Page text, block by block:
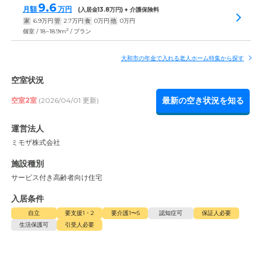
月額 9.6 万円 (入居金13.8万円) + 介護保険料
家 6.9万円 管 2.7万円 食 0万円 他 0万円
個室 / 18~18.9m2 / プラン
大和市の年金で入れる老人ホーム特集から探す
空室状況
空室2室 (2026/04/01 更新) 最新の空き状況を知る
運営法人
ミモザ株式会社
施設種別
サービス付き高齢者向け住宅
入居条件
自立 要支援1・2 要介護1〜5 認知症可
保証人必要
生活保護可
引受人必要